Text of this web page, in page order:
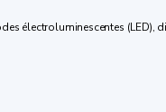
électroluminescentes (LED),